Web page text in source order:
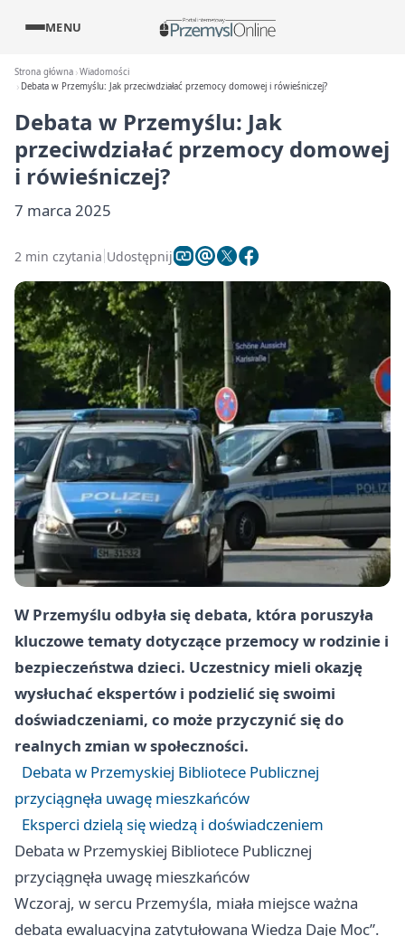
MENU
Strona główna Wiadomości
Debata w Przemyślu: Jak przeciwdziałać przemocy domowej i rówieśniczej?
Debata w Przemyślu: Jak
przeciwdziałać przemocy domowej
i rówieśniczej?
7 marca 2025
2 min czytania Udostępnij
W Przemyślu odbyła się debata, która poruszyła
kluczowe tematy dotyczące przemocy w rodzinie i
bezpieczeństwa dzieci. Uczestnicy mieli okazję
wysłuchać ekspertów i podzielić się swoimi
doświadczeniami, co może przyczynić się do
realnych zmian w społeczności.
Debata w Przemyskiej Bibliotece Publicznej
przyciągnęła uwagę mieszkańców
Eksperci dzielą się wiedzą i doświadczeniem
Debata w Przemyskiej Bibliotece Publicznej
przyciągnęła uwagę mieszkańców
Wczoraj, w sercu Przemyśla, miała miejsce ważna
debata ewaluacyjna zatytułowana Wiedza Daje Moc”.